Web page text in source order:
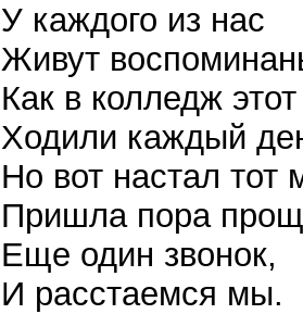
У каждого из нас
Живут
Как в колледж
Ходили каждый
Но вот настал тот
Пришла пора
Еще один звонок,
И расстаемся мы.